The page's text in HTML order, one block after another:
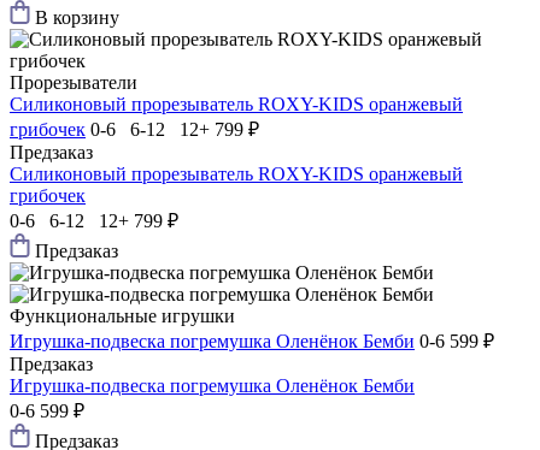
В корзину
Прорезыватели
Силиконовый прорезыватель ROXY-KIDS оранжевый
грибочек 0-6 6-12 12+ 799 ₽
Предзаказ
Силиконовый прорезыватель ROXY-KIDS оранжевый
грибочек
0-6 6-12 12+ 799 ₽
Предзаказ
Функциональные игрушки
Игрушка-подвеска погремушка Оленёнок Бемби 0-6 599 ₽
Предзаказ
Игрушка-подвеска погремушка Оленёнок Бемби
0-6 599 ₽
Предзаказ